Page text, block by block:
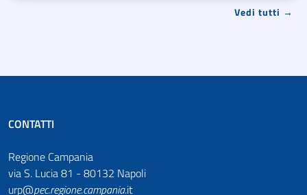
Vedi tutti →
CONTATTI
Regione Campania
via S. Lucia 81 - 80132 Napoli
urp@pec.regione.campania.it